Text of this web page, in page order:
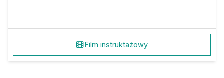
Film instruktażowy